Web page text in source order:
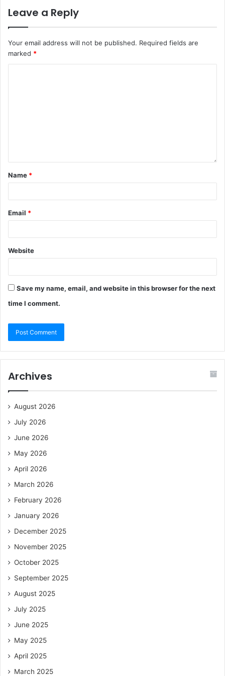
Leave a Reply
Your email address will not be published. Required fields are
marked *
Name *
Email *
Website
Save my name, email, and website in this browser for the next
time I comment.
Archives
August 2026
July 2026
June 2026
May 2026
April 2026
March 2026
February 2026
January 2026
December 2025
November 2025
October 2025
September 2025
August 2025
July 2025
June 2025
May 2025
April 2025
March 2025